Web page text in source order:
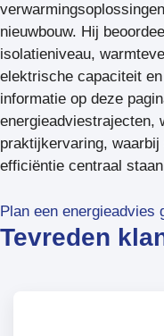
nieuwbouw. Hij
isolatieniveau,
elektrische capaciteit
informatie op deze
energieadviestrajecten,
praktijkervaring,
efficiëntie centraal
Plan een energieadvies
Tevreden